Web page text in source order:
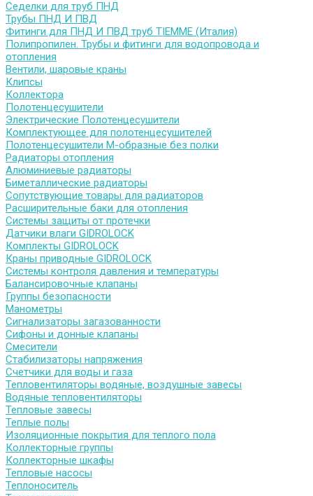
Седелки для труб ПНД
Трубы ПНД И ПВД
Фитинги для ПНД И ПВД труб TIEMME (Италия)
Полипропилен. Трубы и фитинги для водопровода и
отопления
Вентили, шаровые краны
Клипсы
Коллектора
Полотенцесушители
Электрические Полотенцесушители
Комплектующее для полотенцесушителей
Полотенцесушители М-образные без полки
Радиаторы отопления
Алюминиевые радиаторы
Биметаллические радиаторы
Сопутствующие товары для радиаторов
Расширительные баки для отопления
Системы защиты от протечки
Датчики влаги GIDROLOCK
Комплекты GIDROLOCK
Краны приводные GIDROLOCK
Системы контроля давления и температуры
Балансировочные клапаны
Группы безопасности
Манометры
Сигнализаторы загазованности
Сифоны и донные клапаны
Смесители
Стабилизаторы напряжения
Счетчики для воды и газа
Тепловентиляторы водяные, воздушные завесы
Водяные тепловентиляторы
Тепловые завесы
Теплые полы
Изоляционные покрытия для теплого пола
Коллекторные группы
Коллекторные шкафы
Тепловые насосы
Теплоноситель